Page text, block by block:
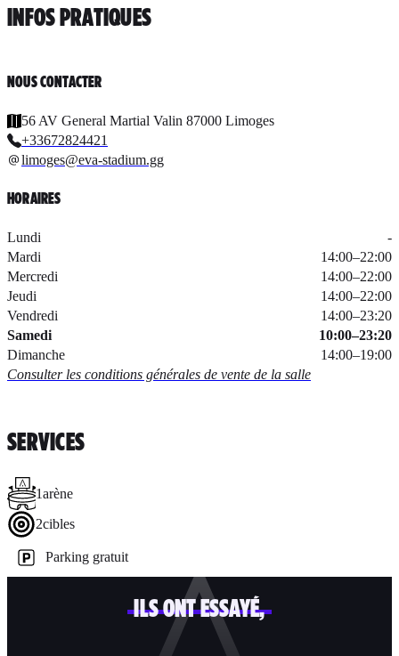
INFOS PRATIQUES
NOUS CONTACTER
56 AV General Martial Valin 87000 Limoges
+33672824421
limoges@eva-stadium.gg
HORAIRES
Lundi
-
Mardi
14:00–22:00
Mercredi
14:00–22:00
Jeudi
14:00–22:00
Vendredi
14:00–23:20
Samedi
10:00–23:20
Dimanche
14:00–19:00
Consulter les conditions générales de vente de la salle
SERVICES
1arène
2cibles
Parking gratuit
ILS ONT ESSAYÉ,